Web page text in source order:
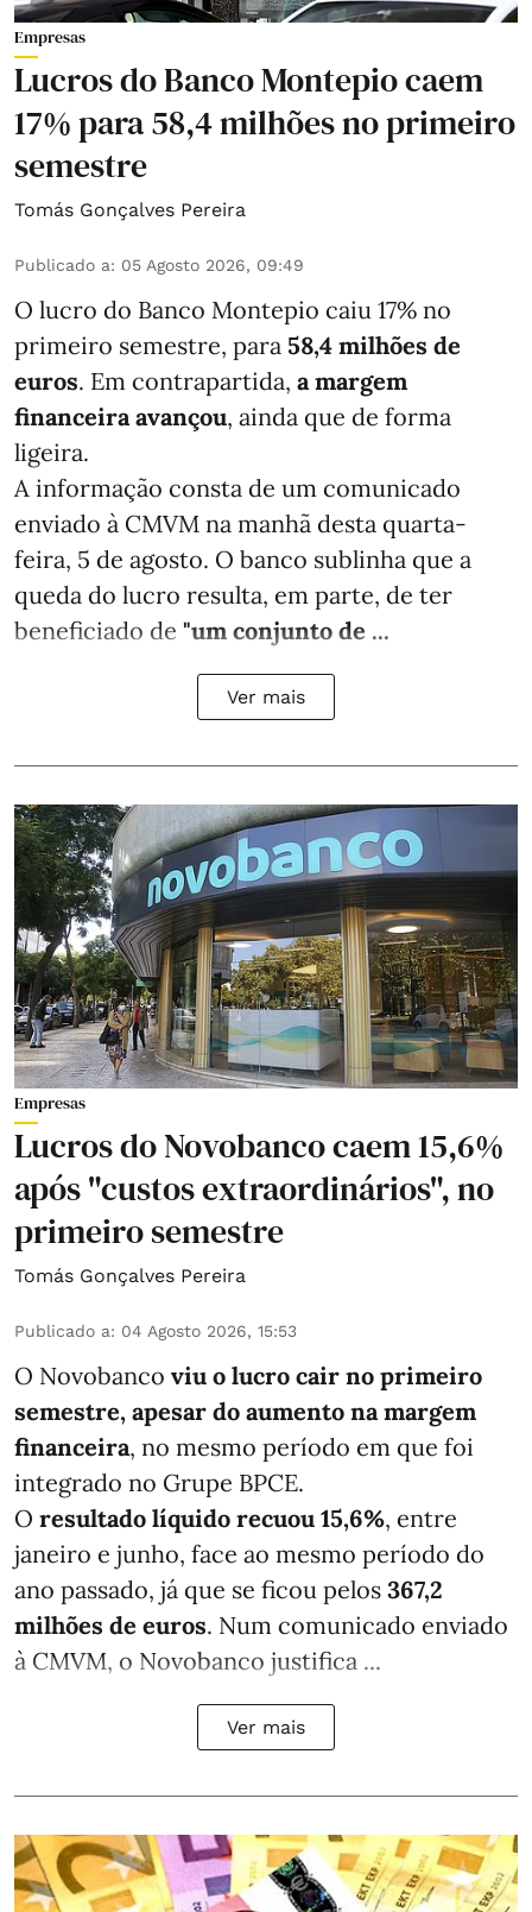
Empresas
Lucros do Banco Montepio caem
17% para 58,4 milhões no primeiro
semestre
Tomás Gonçalves Pereira
Publicado a: 05 Agosto 2026, 09:49
O lucro do Banco Montepio caiu 17% no
primeiro semestre, para 58,4 milhões de
euros. Em contrapartida, a margem
financeira avançou, ainda que de forma
ligeira.
A informação consta de um comunicado
enviado à CMVM na manhã desta quarta-
feira, 5 de agosto. O banco sublinha que a
queda do lucro resulta, em parte, de ter
beneficiado de "um conjunto de ...
Ver mais
Empresas
Lucros do Novobanco caem 15,6%
após "custos extraordinários", no
primeiro semestre
Tomás Gonçalves Pereira
Publicado a: 04 Agosto 2026, 15:53
O Novobanco viu o lucro cair no primeiro
semestre, apesar do aumento na margem
financeira, no mesmo período em que foi
integrado no Grupe BPCE.
O resultado líquido recuou 15,6%, entre
janeiro e junho, face ao mesmo período do
ano passado, já que se ficou pelos 367,2
milhões de euros. Num comunicado enviado
à CMVM, o Novobanco justifica ...
Ver mais